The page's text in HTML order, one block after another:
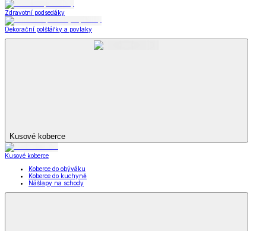
Zdravotní podsedáky
Dekorační polštářky a povlaky
Kusové koberce
Kusové koberce
Koberce do obýváku
Koberce do kuchyně
Nášlapy na schody